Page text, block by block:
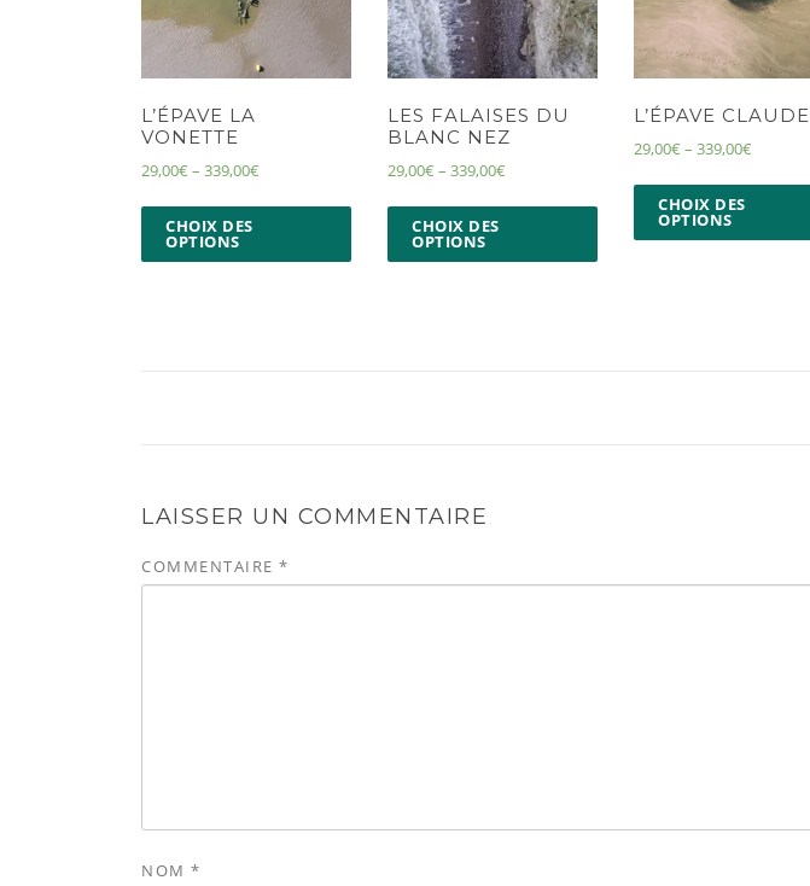
L’ÉPAVE LA
VONETTE
29,00€ – 339,00€
CHOIX DES
OPTIONS
LES FALAISES DU
BLANC NEZ
29,00€ –339,00€
CHOIX DES
OPTIONS
L’ÉPAVE CLAUDE
29,00€ –339,00€
CHOIX DES
OPTIONS
LAISSER UN COMMENTAIRE
COMMENTAIRE *
NOM *